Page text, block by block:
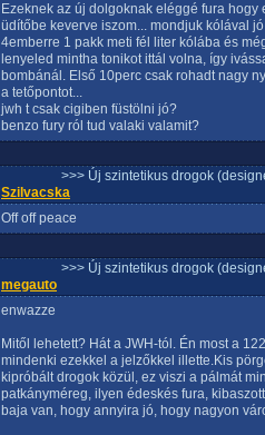
Ezeknek az új dolgoknak eléggé fura
üdítőbe keverve iszom... mondjuk kólával
4emberre 1 pakk meti fél liter kólába és
lenyeled mintha tonikot ittál volna, így
bombánál. Első 10perc csak rohadt nagy
a tetőpontot...
jwh t csak cigiben füstölni jó?
benzo fury ról tud valaki valamit?
>>> Új szintetikus drogok
Szilvacska
Off off peace
>>> Új szintetikus drogok
megauto
enwazze
Mitől lehetett? Hát a JWH-tól. Én most a
mindenki ezekkel a jelzőkkel illette.Kis
kipróbált drogok közül, ez viszi a pálmát
patkányméreg, ilyen édeskés fura,
baja van, hogy annyira jó, hogy nagyon